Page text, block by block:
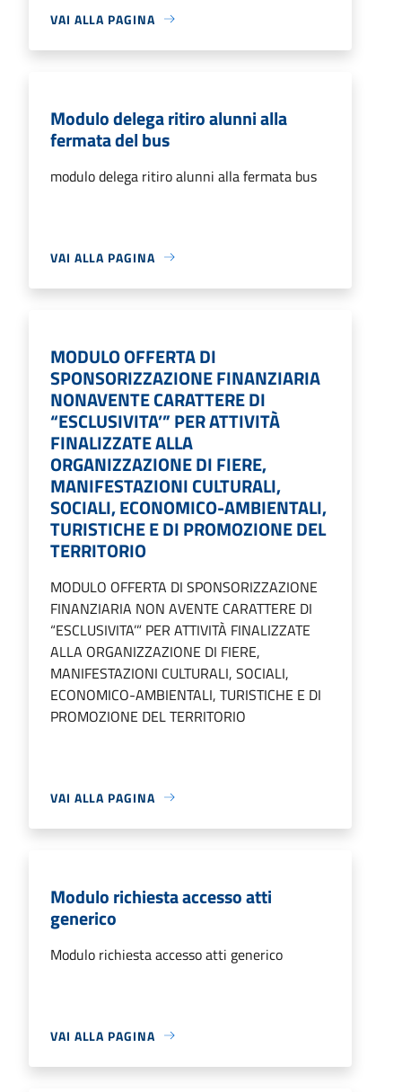
VAI ALLA PAGINA
Modulo delega ritiro alunni alla
fermata del bus
modulo delega ritiro alunni alla fermata bus
VAI ALLA PAGINA
MODULO OFFERTA DI
SPONSORIZZAZIONE FINANZIARIA
NONAVENTE CARATTERE DI
“ESCLUSIVITA’” PER ATTIVITÀ
FINALIZZATE ALLA
ORGANIZZAZIONE DI FIERE,
MANIFESTAZIONI CULTURALI,
SOCIALI, ECONOMICO-AMBIENTALI,
TURISTICHE E DI PROMOZIONE DEL
TERRITORIO
MODULO OFFERTA DI SPONSORIZZAZIONE
FINANZIARIA NON AVENTE CARATTERE DI
“ESCLUSIVITA’” PER ATTIVITÀ FINALIZZATE
ALLA ORGANIZZAZIONE DI FIERE,
MANIFESTAZIONI CULTURALI, SOCIALI,
ECONOMICO-AMBIENTALI, TURISTICHE E DI
PROMOZIONE DEL TERRITORIO
VAI ALLA PAGINA
Modulo richiesta accesso atti
generico
Modulo richiesta accesso atti generico
VAI ALLA PAGINA